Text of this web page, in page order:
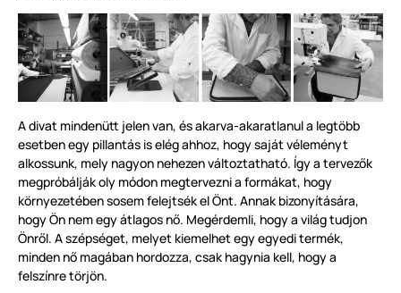
A divat mindenütt jelen van, és akarva-akaratlanul a legtöbb
esetben egy pillantás is elég ahhoz, hogy saját véleményt
alkossunk, mely nagyon nehezen változtatható. Így a tervezők
megpróbálják oly módon megtervezni a formákat, hogy
környezetében sosem felejtsék el Önt. Annak bizonyítására,
hogy Ön nem egy átlagos nő. Megérdemli, hogy a világ tudjon
Önről. A szépséget, melyet kiemelhet egy egyedi termék,
minden nő magában hordozza, csak hagynia kell, hogy a
felszínre törjön.